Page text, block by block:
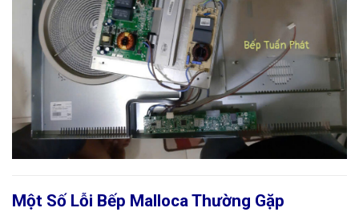
Một Số Lỗi Bếp Malloca Thường Gặp